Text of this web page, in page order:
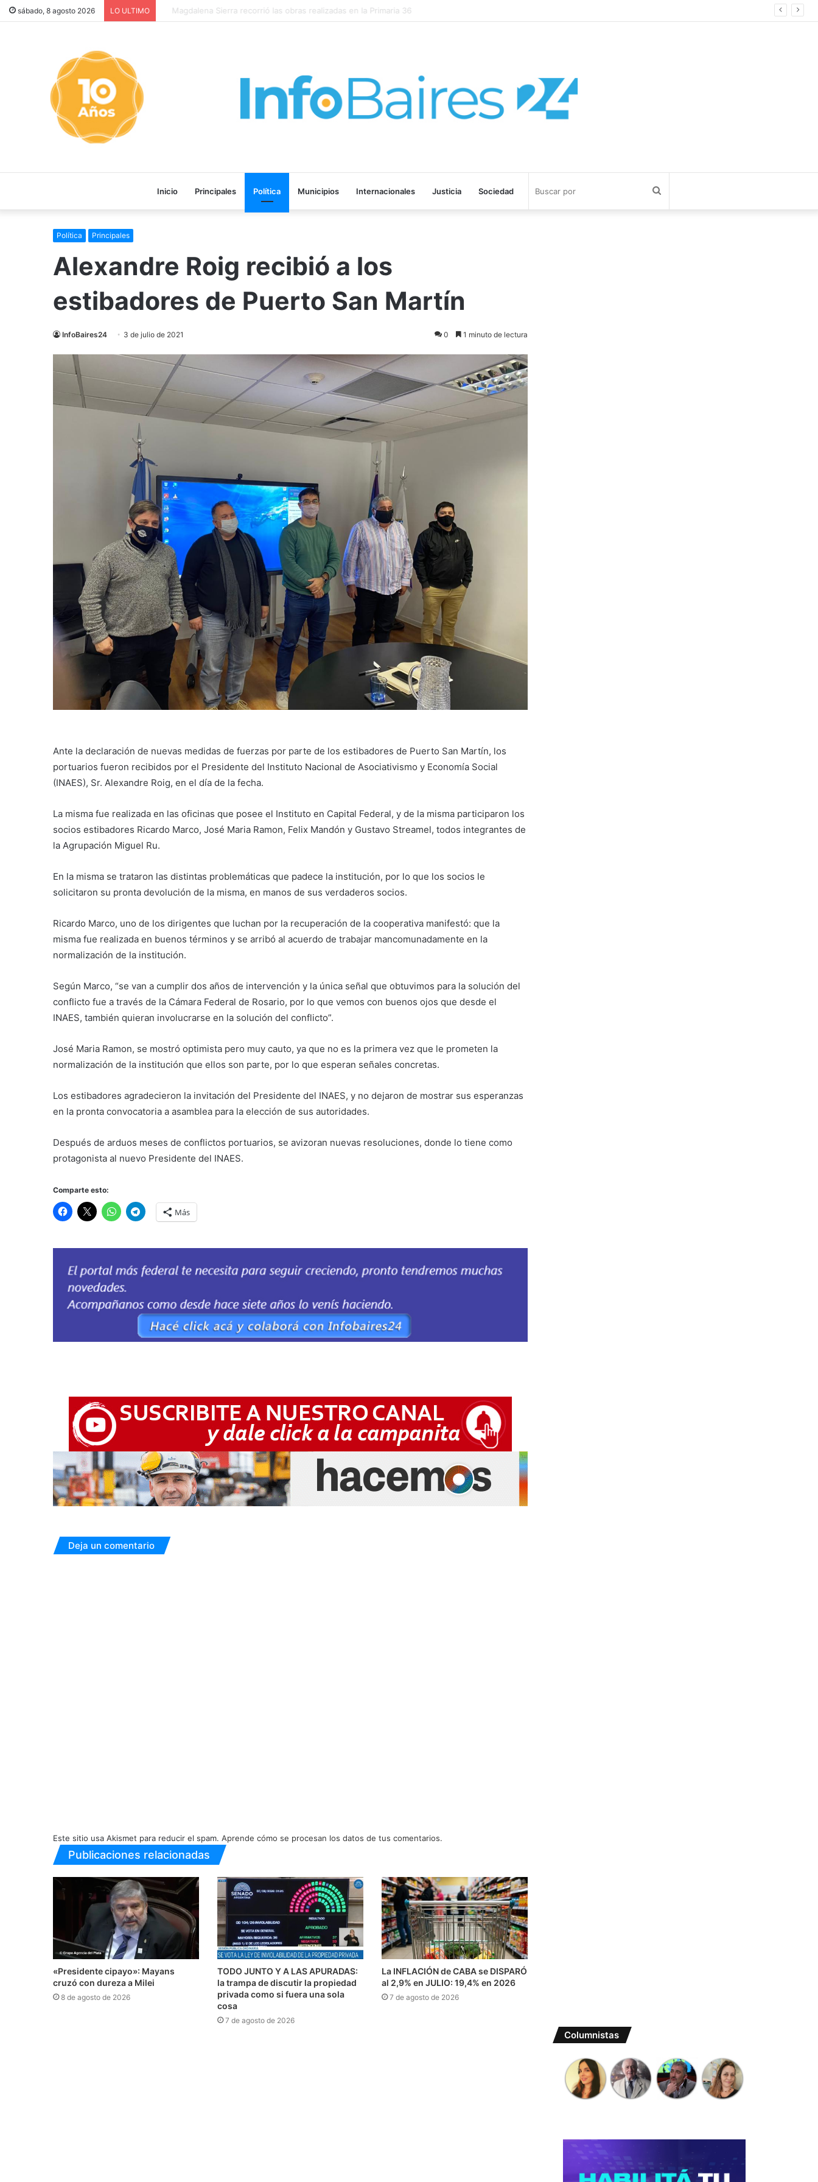
sábado, 8 agosto 2026 LO ULTIMO LA PELÍCULA “MALVINAS: LEGADO DE SANGRE” SE ESTRENARÁ EN PRIME VIDEO
Inicio Principales Política Municipios Internacionales Justicia Sociedad
Política Principales
Alexandre Roig recibió a los
estibadores de Puerto San Martín
InfoBaires24 3 de julio de 2021 0 1 minuto de lectura
Ante la declaración de nuevas medidas de fuerzas por parte de los estibadores de Puerto San Martín, los
portuarios fueron recibidos por el Presidente del Instituto Nacional de Asociativismo y Economía Social
(INAES), Sr. Alexandre Roig, en el día de la fecha.
La misma fue realizada en las oficinas que posee el Instituto en Capital Federal, y de la misma participaron los
socios estibadores Ricardo Marco, José Maria Ramon, Felix Mandón y Gustavo Streamel, todos integrantes de
la Agrupación Miguel Ru.
En la misma se trataron las distintas problemáticas que padece la institución, por lo que los socios le
solicitaron su pronta devolución de la misma, en manos de sus verdaderos socios.
Ricardo Marco, uno de los dirigentes que luchan por la recuperación de la cooperativa manifestó: que la
misma fue realizada en buenos términos y se arribó al acuerdo de trabajar mancomunadamente en la
normalización de la institución.
Según Marco, “se van a cumplir dos años de intervención y la única señal que obtuvimos para la solución del
conflicto fue a través de la Cámara Federal de Rosario, por lo que vemos con buenos ojos que desde el
INAES, también quieran involucrarse en la solución del conflicto”.
José Maria Ramon, se mostró optimista pero muy cauto, ya que no es la primera vez que le prometen la
normalización de la institución que ellos son parte, por lo que esperan señales concretas.
Los estibadores agradecieron la invitación del Presidente del INAES, y no dejaron de mostrar sus esperanzas
en la pronta convocatoria a asamblea para la elección de sus autoridades.
Después de arduos meses de conflictos portuarios, se avizoran nuevas resoluciones, donde lo tiene como
protagonista al nuevo Presidente del INAES.
Comparte esto:
Más
Deja un comentario
Este sitio usa Akismet para reducir el spam. Aprende cómo se procesan los datos de tus comentarios.
Publicaciones relacionadas
«Presidente cipayo»: Mayans
cruzó con dureza a Milei
8 de agosto de 2026
TODO JUNTO Y A LAS APURADAS:
la trampa de discutir la propiedad
privada como si fuera una sola
cosa
7 de agosto de 2026
La INFLACIÓN de CABA se DISPARÓ
al 2,9% en JULIO: 19,4% en 2026
7 de agosto de 2026
Columnistas